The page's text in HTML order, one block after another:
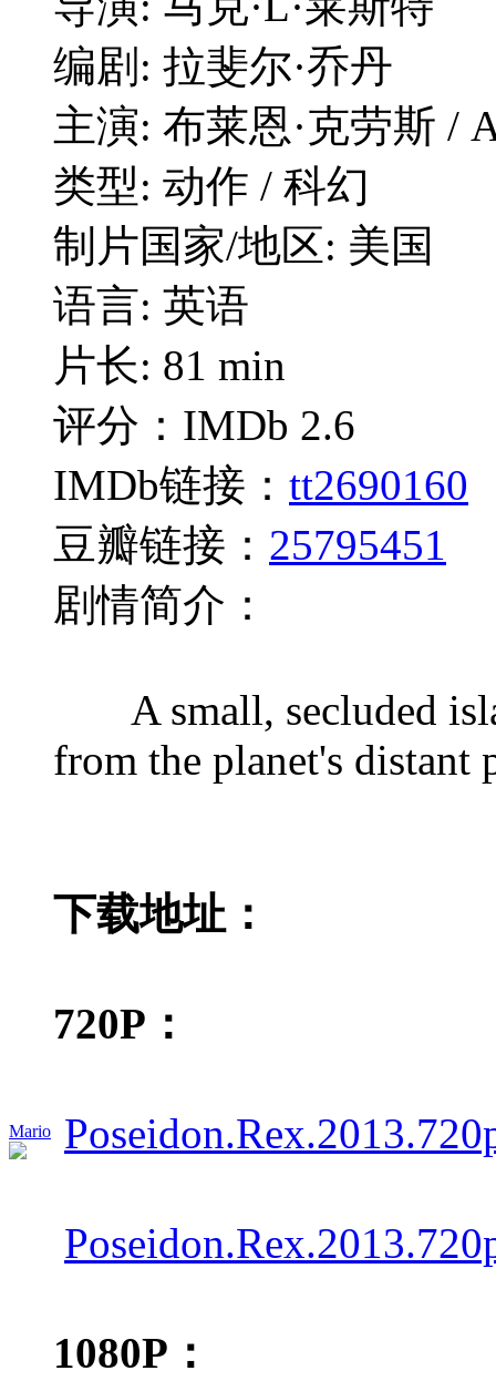
Mario
编剧: 拉斐尔·乔丹
主演: 布莱恩·克劳斯 /
类型: 动作 / 科幻
制片国家/地区: 美国
语言: 英语
片长: 81 min
评分：IMDb 2.6
IMDb链接： tt2690160
豆瓣链接： 25795451
剧情简介：
A small, secluded
from the planet's distant
下载地址：
720P：
1080P：